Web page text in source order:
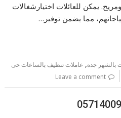
يمكن للعائلات اختيارشغالات
مما يضمن توفير…
بالشهر جدة, عاملات تنظيف بالساعات حى
Leave a comment